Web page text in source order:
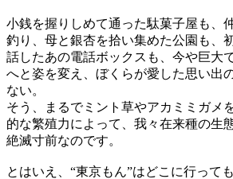
小銭を握りしめて通った駄菓子屋も、
釣り、母と銀杏を拾い集めた公園も、
話したあの電話ボックスも、今や巨大
へと姿を変え、ぼくらが愛した思い出
ない。
そう、まるでミント草やアカミミガメ
的な繁殖力によって、我々在来種の生
絶滅寸前なのです。
とはいえ、“東京もん”はどこに行って